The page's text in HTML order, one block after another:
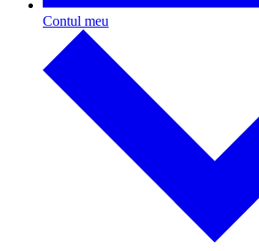
Contul meu